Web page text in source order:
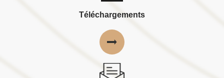
Téléchargements